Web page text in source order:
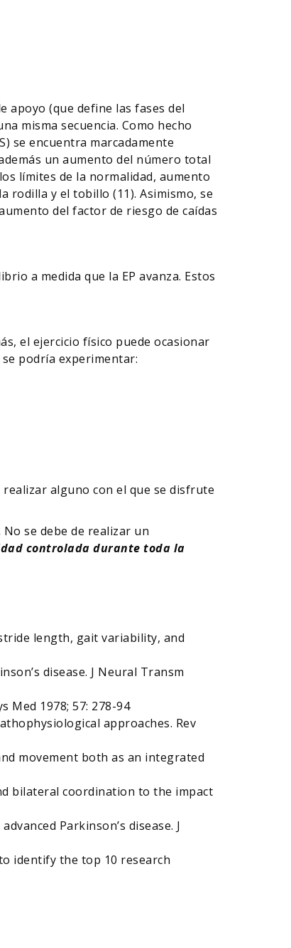
apoyo (que define las fases del
misma secuencia. Como hecho
se encuentra marcadamente
un aumento del número total
límites de la normalidad, aumento
rodilla y el tobillo (11). Asimismo, se
del factor de riesgo de caídas
a medida que la EP avanza. Estos
el ejercicio físico puede ocasionar
podría experimentar:
alguno con el que se disfrute
se debe de realizar un
controlada durante toda la
length, gait variability, and
disease. J Neural Transm
Med 1978; 57: 278-94
approaches. Rev
movement both as an integrated
bilateral coordination to the impact
Parkinson’s disease. J
identify the top 10 research